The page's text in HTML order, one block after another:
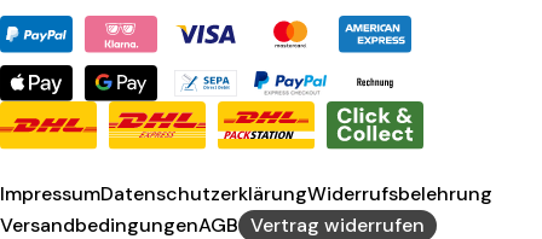
Zahlungsmethoden
ImpressumDatenschutzerklärungWiderrufsbelehrung
VersandbedingungenAGB Vertrag widerrufen